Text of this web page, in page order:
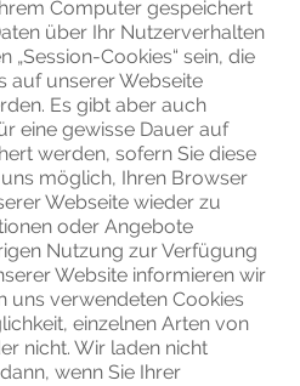
Computer gespeichert
über Ihr Nutzerverhalten
„Session-Cookies“ sein, die
auf unserer Webseite
Es gibt aber auch
eine gewisse Dauer auf
werden, sofern Sie diese
möglich, Ihren Browser
Webseite wieder zu
oder Angebote
Nutzung zur Verfügung
Website informieren wir
uns verwendeten Cookies
einzelnen Arten von
nicht. Wir laden nicht
wenn Sie Ihrer